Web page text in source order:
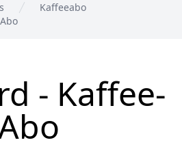
Kaffeeabo
- Kaffee-